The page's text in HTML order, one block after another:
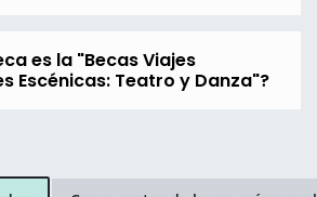
es la "Becas Viajes
Escénicas: Teatro y Danza"?